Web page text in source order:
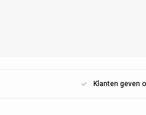
Klanten geven